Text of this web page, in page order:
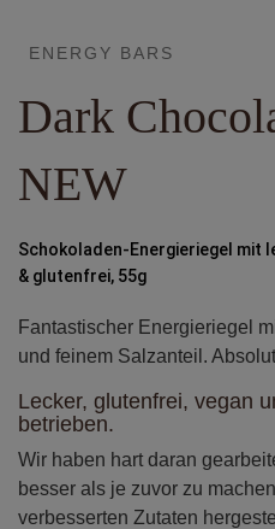
ENERGY BARS
Dark
NEW
Schokoladen-Energieriegel mit
& glutenfrei, 55g
Fantastischer Energieriegel
und feinem Salzanteil.
Lecker, glutenfrei, vegan
betrieben.
Wir haben hart daran
besser als je zuvor zu
verbesserten Zutaten